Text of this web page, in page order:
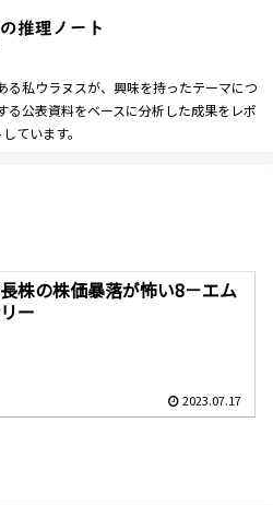
る私ウラヌスが、興味を持ったテーマにつ
る公表資料をベースに分析した成果をレポ
ています。
株の株価暴落が怖い8－エム
ー
2023.07.17